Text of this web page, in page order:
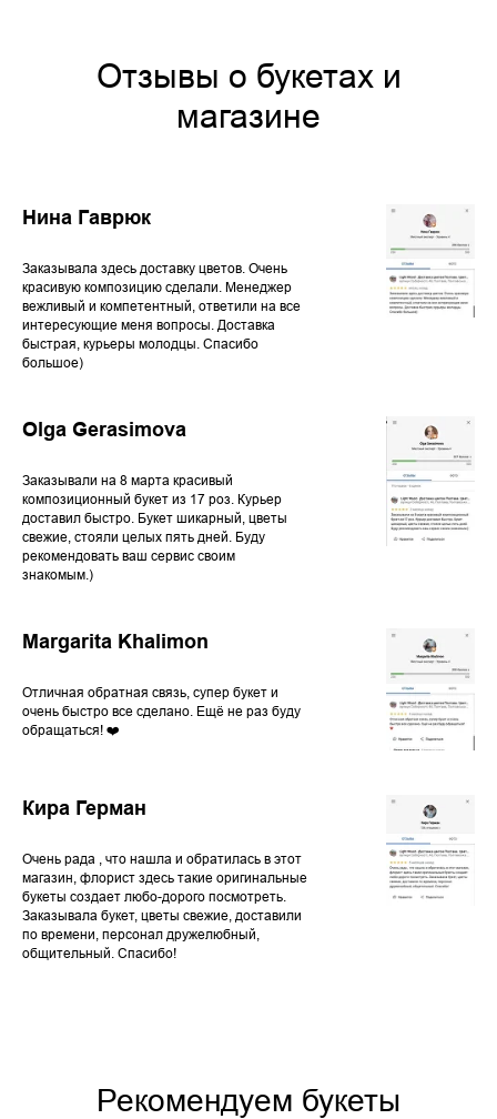
Отзывы о букетах и
магазине
Нина Гаврюк
Заказывала здесь доставку цветов. Очень
красивую композицию сделали. Менеджер
вежливый и компетентный, ответили на все
интересующие меня вопросы. Доставка
быстрая, курьеры молодцы. Спасибо
большое)
Olga Gerasimova
Заказывали на 8 марта красивый
композиционный букет из 17 роз. Курьер
доставил быстро. Букет шикарный, цветы
свежие, стояли целых пять дней. Буду
рекомендовать ваш сервис своим
знакомым.)
Margarita Khalimon
Отличная обратная связь, супер букет и
очень быстро все сделано. Ещё не раз буду
обращаться! ❤️
Кира Герман
Очень рада , что нашла и обратилась в этот
магазин, флорист здесь такие оригинальные
букеты создает любо-дорого посмотреть.
Заказывала букет, цветы свежие, доставили
по времени, персонал дружелюбный,
общительный. Спасибо!
Рекомендуем букеты